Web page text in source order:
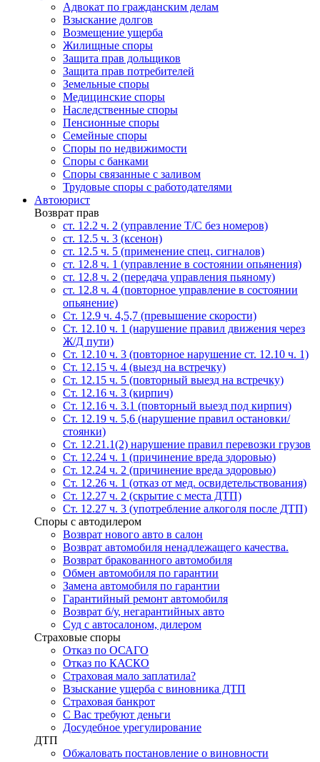
Адвокат по гражданским делам
Взыскание долгов
Возмещение ущерба
Жилищные споры
Защита прав дольщиков
Защита прав потребителей
Земельные споры
Медицинские споры
Наследственные споры
Пенсионные споры
Семейные споры
Cпоры по недвижимости
Споры с банками
Споры связанные с заливом
Трудовые споры с работодателями
Автоюрист
Возврат прав
ст. 12.2 ч. 2 (управление Т/С без номеров)
ст. 12.5 ч. 3 (ксенон)
ст. 12.5 ч. 5 (применение спец. сигналов)
cт. 12.8 ч. 1 (управление в состоянии опьянения)
ст. 12.8 ч. 2 (передача управления пьяному)
ст. 12.8 ч. 4 (повторное управление в состоянии
опьянение)
Ст. 12.9 ч. 4,5,7 (превышение скорости)
Ст. 12.10 ч. 1 (нарушение правил движения через
Ж/Д пути)
Ст. 12.10 ч. 3 (повторное нарушение ст. 12.10 ч. 1)
Ст. 12.15 ч. 4 (выезд на встречку)
Ст. 12.15 ч. 5 (повторный выезд на встречку)
Ст. 12.16 ч. 3 (кирпич)
Ст. 12.16 ч. 3.1 (повторный выезд под кирпич)
Ст. 12.19 ч. 5,6 (нарушение правил остановки/
стоянки)
Ст. 12.21.1(2) нарушение правил перевозки грузов
Ст. 12.24 ч. 1 (причинение вреда здоровью)
Ст. 12.24 ч. 2 (причинение вреда здоровью)
Ст. 12.26 ч. 1 (отказ от мед. освидетельствования)
Ст. 12.27 ч. 2 (скрытие с места ДТП)
Ст. 12.27 ч. 3 (употребление алкоголя после ДТП)
Споры с автодилером
Возврат нового авто в салон
Возврат автомобиля ненадлежащего качества.
Возврат бракованного автомобиля
Обмен автомобиля по гарантии
Замена автомобиля по гарантии
Гарантийный ремонт автомобиля
Возврат б/у, негарантийных авто
Суд с автосалоном, дилером
Страховые споры
Отказ по ОСАГО
Отказ по КАСКО
Страховая мало заплатила?
Взыскание ущерба с виновника ДТП
Страховая банкрот
С Вас требуют деньги
Досудебное урегулирование
ДТП
Обжаловать постановление о виновности